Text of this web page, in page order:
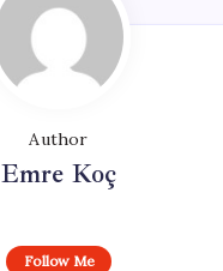
Author
Emre Koç
Follow Me